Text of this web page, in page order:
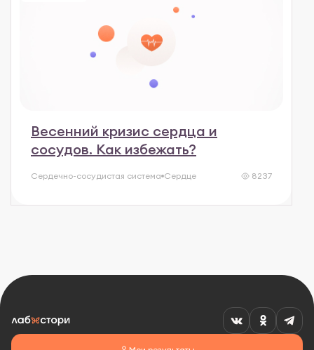
Весенний кризис сердца и
сосудов. Как избежать?
Сердечно-сосудистая система Сердце 8237